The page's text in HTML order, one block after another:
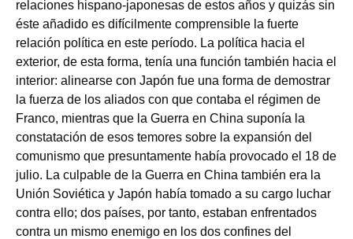
relaciones hispano‑japonesas de estos años y quizás sin
éste añadido es difícilmente comprensible la fuerte
relación política en este período. La política hacia el
exterior, de esta forma, tenía una función también hacia el
interior: alinearse con Japón fue una forma de demostrar
la fuerza de los aliados con que contaba el régimen de
Franco, mientras que la Guerra en China suponía la
constatación de esos temores sobre la expansión del
comunismo que presuntamente había provocado el 18 de
julio. La culpable de la Guerra en China también era la
Unión Soviética y Japón había tomado a su cargo luchar
contra ello; dos países, por tanto, estaban enfrentados
contra un mismo enemigo en los dos confines del